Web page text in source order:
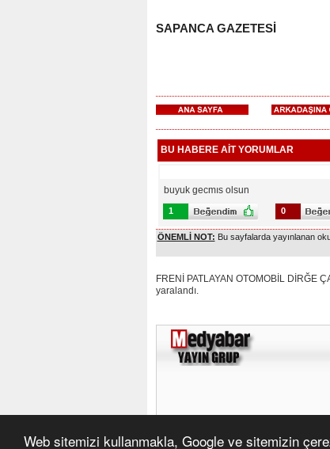
Web sitemizi kullanmakla, Google ve sitemizin
SAPANCA GAZETESİ
BU HABERE AİT YORUMLAR
buyuk gecmıs olsun
1 0
ÖNEMLİ NOT: Bu sayfalarda yayınlanan
FRENİ PATLAYAN OTOMOBİL DİRĞE
yaralandı.